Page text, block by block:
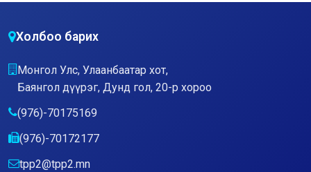
Холбоо барих
Монгол Улс, Улаанбаатар хот,
Баянгол дүүрэг, Дунд гол, 20-р хороо
(976)-70175169
(976)-70172177
tpp2@tpp2.mn